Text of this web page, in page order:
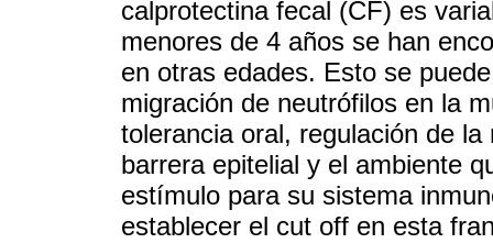
calprotectina fecal (CF) es
menores de 4 años se han
en otras edades. Esto se
migración de neutrófilos en la
tolerancia oral, regulación de
barrera epitelial y el ambiente
estímulo para su sistema
establecer el cut off en esta